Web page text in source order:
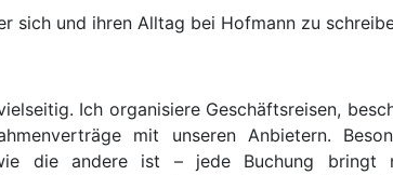
sich und ihren Alltag bei Hofmann zu
Ich organisiere Geschäftsreisen,
mit unseren Anbietern.
die andere ist – jede Buchung bringt